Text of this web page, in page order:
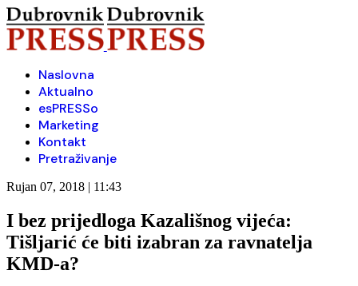
Naslovna
Aktualno
esPRESSo
Marketing
Kontakt
Pretraživanje
Rujan 07, 2018 | 11:43
I bez prijedloga Kazališnog vijeća:
Tišljarić će biti izabran za ravnatelja
KMD-a?